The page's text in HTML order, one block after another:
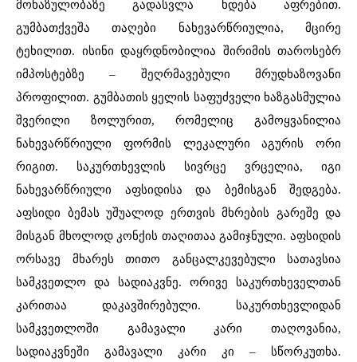
მოხაზულობაზე გადასვლა ხდება აფრებით.
გუმბათქვეშა თაღები ნახევარწრიულია, მცირე
ტეხილით. ისინი დაყრდნობილია შირიმის თაროსებრ
იმპოსტებზე – შეღრმავებული მრუდხაზოვანი
პროფილით. გუმბათის ყელის საფუძველი ხაზგასმულია
შვერილი ზოლურით, რომელიც გამოყვანილია
ნახევარწრიული ფორმის ლეკალური აგურის ორი
რიგით. საკურთხევლის სივრცე ვრცელია, იგი
ნახევარწრიული აფსიდისა და ბემისგან შედგება.
აფსიდი ბემას უშუალოდ ერთვის მხრების გარეშე და
მისგან მხოლოდ კონქის თაღითაა გამიჯნული. აფსიდის
ორსავე მხარეს თითო განცალკევებული სათავსია
სამკვეთლო და სადიაკვნე. ორივე საკურთხეველთან
კარითაა დაკავშირებული. საკურთხევლიდან
სამკვეთლოში გამავალი კარი თაღოვანია,
სადიაკვნეში გამავალი კარი კი – სწორკუთხა.